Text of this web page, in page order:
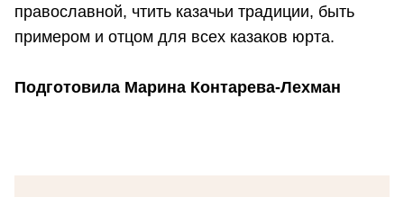
православной, чтить казачьи традиции, быть
примером и отцом для всех казаков юрта.
Подготовила Марина Контарева-Лехман